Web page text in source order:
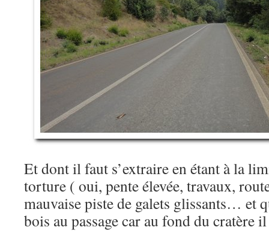
Et dont il faut s’extraire en étant à la
torture ( oui, pente élevée, travaux,
mauvaise piste de galets glissants… et
bois au passage car au fond du